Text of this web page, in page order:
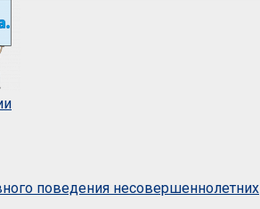
поведения несовершеннолетних